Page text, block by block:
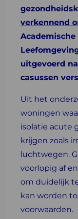
verkennend
uitgevoerd
casussen
Uit het
woningen
isolatie acute
krijgen zoals
luchtwegen.
voorlopig af
om duidelijk
kan worden
voorwaarden.